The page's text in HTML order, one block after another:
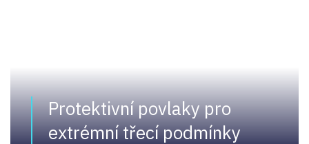
Protektivní povlaky pro
extrémní třecí podmínky